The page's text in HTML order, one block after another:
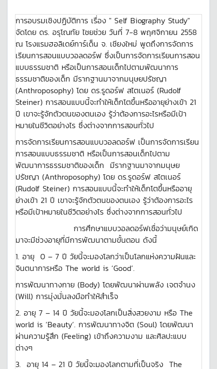
การอบรมเชิงปฏิบัติการ เรื่อง " Self Biography Study"
จัดโดย ดร. อรุโณทัย ไชยช่วย วันที่ 7-8 พฤศจิกายน 2558
ณ โรงแรมฮอลิเดย์การ์เด็น จ. เชียงใหม่ พูดถึงการจัดการ
เรียนการสอนแบบวอลดอร์ฟ ซึ่งเป็นการจัดการเรียนการสอน
แบบธรรมชาติ หรือเป็นการสอนเด็กไปตามพัฒนาการ
ธรรมชาติของเด็ก มีรากฐานมาจากมนุษยปรัชญา
(Anthroposophy) โดย ดร.รูดอร์ฟ สไตเนอร์ (Rudolf
Steiner) การสอนแบบนี้จะทำให้เด็กโตขึ้นหรืออายุย่างเข้า 21
ปี เขาจะรู้จักตัวตนของตนเอง รู้ว่าต้องการอะไรหรือมีเป้า
หมายในชีวิตอย่างไร ซึ่งต่างจากการสอนทั่วไป
การจัดการเรียนการสอนแบบวอลดอร์ฟ เป็นการจัดการเรียน
การสอนแบบธรรมชาติ หรือเป็นการสอนเด็กไปตาม
พัฒนาการธรรมชาติของเด็ก มีรากฐานมาจากมนุษย
ปรัชญา (Anthroposophy) โดย ดร.รูดอร์ฟ สไตเนอร์
(Rudolf Steiner) การสอนแบบนี้จะทำให้เด็กโตขึ้นหรืออายุ
ย่างเข้า 21 ปี เขาจะรู้จักตัวตนของตนเอง รู้ว่าต้องการอะไร
หรือมีเป้าหมายในชีวิตอย่างไร ซึ่งต่างจากการสอนทั่วไป
การศึกษาแบบวอลดอร์ฟเชื่อว่ามนุษย์เกิด
มาจะมีช่วงอายุที่มีการพัฒนาตามขั้นตอน ดังนี้
1. อายุ 0 – 7 ปี วัยนี้จะมองโลกว่าเป็นโลกแห่งความฝันและ
จินตนาการหรือ The world is ‘Good’.
การพัฒนาทางกาย (Body) โดยพัฒนาผ่านพลัง เจตจำนง
(Will) การมุ่งมั่นลงมือทำให้สำเร็จ
2. อายุ 7 – 14 ปี วัยนี้จะมองโลกเป็นสิ่งสวยงาม หรือ The
world is ‘Beauty’. การพัฒนาทางจิต (Soul) โดยพัฒนา
ผ่านความรู้สึก (Feeling) เข้าถึงความงาม และศิลปะแบบ
ต่างๆ
3. อายุ 14 – 21 ปี วัยนี้จะมองโลกตามที่เป็นจริง The